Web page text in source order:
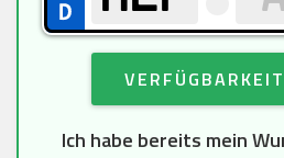
Ich habe bereits mein